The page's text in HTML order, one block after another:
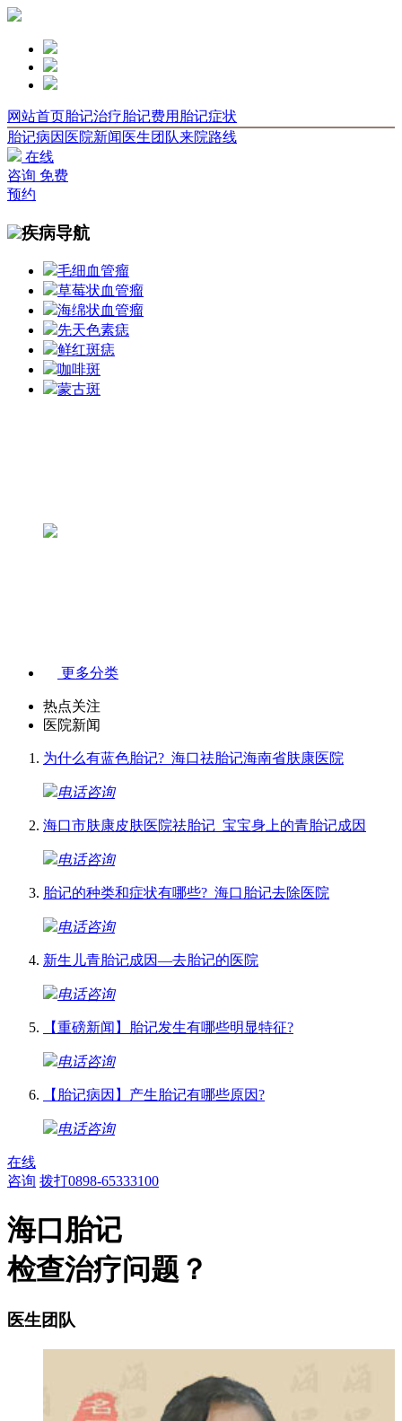
网站首页胎记治疗胎记费用 胎记症状
胎记病因 医院新闻 医生团队来院路线
在线
咨询 免费
预约
疾病导航
毛细血管瘤
草莓状血管瘤
海绵状血管瘤
先天色素痣
鲜红斑痣
咖啡斑
蒙古斑
更多分类
热点关注
医院新闻
为什么有蓝色胎记?_海口祛胎记海南省肤康医院
电话咨询
海口市肤康皮肤医院祛胎记_宝宝身上的青胎记成因
电话咨询
胎记的种类和症状有哪些?_海口胎记去除医院
电话咨询
新生儿青胎记成因—去胎记的医院
电话咨询
【重磅新闻】胎记发生有哪些明显特征?
电话咨询
【胎记病因】产生胎记有哪些原因?
电话咨询
在线
咨询 拨打0898-65333100
海口胎记
检查治疗问题？
医生团队